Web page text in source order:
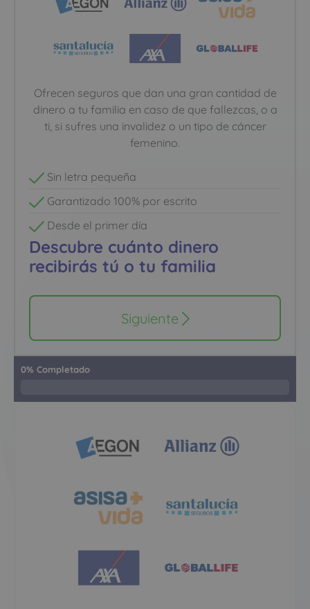
Ofrecen seguros que dan una gran cantidad de
dinero a tu familia en caso de que fallezcas, o a
ti, si sufres una invalidez o un tipo de cáncer
femenino.
Sin letra pequeña
Garantizado 100% por escrito
Desde el primer día
Descubre cuánto dinero
recibirás tú o tu familia
Siguiente
0% Completado